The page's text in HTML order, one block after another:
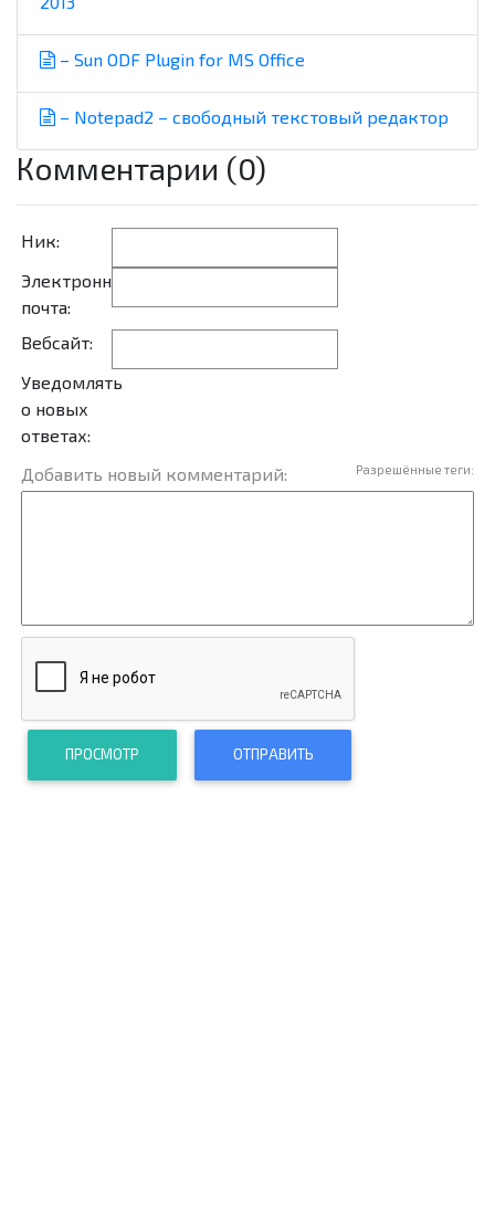
– Sun ODF Plugin for MS Office
– Notepad2 – свободный текстовый редактор
Комментарии (0)
Ник:
Электронная
почта:
Вебсайт:
Уведомлять
о новых
ответах:
Разрешённые теги:
Добавить новый комментарий:
ПРОСМОТР ОТПРАВИТЬ